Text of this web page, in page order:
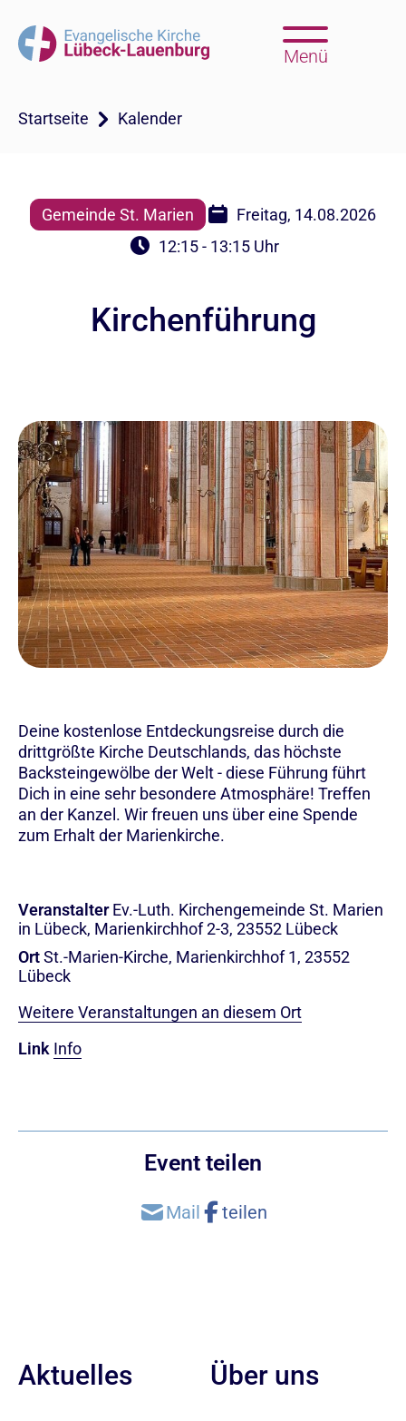
Menü
Startseite Kalender
Gemeinde St. Marien
Freitag, 14.08.2026
12:15 - 13:15 Uhr
Kirchenführung
Deine kostenlose Entdeckungsreise durch die
drittgrößte Kirche Deutschlands, das höchste
Backsteingewölbe der Welt - diese Führung führt
Dich in eine sehr besondere Atmosphäre! Treffen
an der Kanzel. Wir freuen uns über eine Spende
zum Erhalt der Marienkirche.
Veranstalter Ev.-Luth. Kirchengemeinde St. Marien
in Lübeck, Marienkirchhof 2-3, 23552 Lübeck
OrtSt.-Marien-Kirche, Marienkirchhof 1, 23552
Lübeck
Weitere Veranstaltungen an diesem Ort
Link Info
Event teilen
Aktuelles Über uns